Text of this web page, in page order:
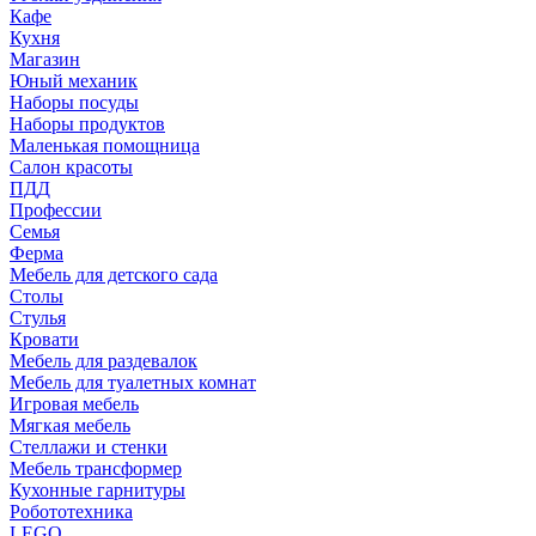
Кафе
Кухня
Магазин
Юный механик
Наборы посуды
Наборы продуктов
Маленькая помощница
Салон красоты
ПДД
Профессии
Семья
Ферма
Мебель для детского сада
Столы
Cтулья
Кровати
Мебель для раздевалок
Мебель для туалетных комнат
Игровая мебель
Мягкая мебель
Стеллажи и стенки
Мебель трансформер
Кухонные гарнитуры
Робототехника